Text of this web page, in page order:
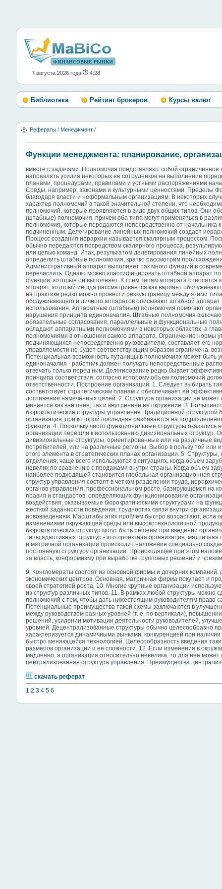
ФИНАНСОВЫЕ РЫНКИ
7 августа 2026 года 4:28
Библиотека Рейтинг брокеров Курсы валют
Рефераты / Менеджмент /
Функции менеджмента: планирование,
вместе с задачами. Полномочия представляют собой ограниченное
направлять усилия некоторых ее сотрудников на выполнение
планами, процедурами, правилами и устными распоряжениями
Среды, например, законами и культурными ценностями. Пределы
благодаря власти и неформальным организациям. В некоторых
характер полномочий в такой значительной степени, что
полномочий, которые проявляются в виде двух общих типов. Они
(штабные) полномочия, причем оба типа могут применяться в
полномочия, которые передаются непосредственно от начальника
подчиненным. Делегирование линейных полномочий создает
Процесс создания иерархии называется скалярным процессом.
обычно передаются посредством скалярного процесса,
или цепью команд. Итак, результатом делегирования линейных
определить штабные полномочия, кратко рассмотрим
Административный аппарат выполняет так много функций в
перечислить. Однако можно классифицировать штабной аппарат
функции, которые он выполняет. К трем типам аппарата
аппарат, который иногда рассматривается как вариант
на практике редко можно провести резкую границу между этими
обслуживающего и личного аппаратов описывают штабной аппарат
использования. Аппаратные (штабные) полномочия помогают
нарушения принципа единоначалия. Штабные полномочия
обязательные согласования, параллельные и функциональные
обладают аппаратными полномочиями в некоторых областях, а
полномочиями в отношении самого аппарата. Ограничение нормы
подчиняющихся непосредственно руководителю, составляет его
управляемости не будет соответствующим образом ограничена,
Потенциальная возможность путаницы в полномочиях может
единоначалия - работник должен получать непосредственные
отвечать только перед ним. Делегирование редко бывает
принципа соответствия, согласно которому объем полномочий
ответственности. Построение организаций. 1. Следует выбирать
соответствует стратегическим планам и обеспечивает ей
достижение намеченных целей. 2. Структура организации не может
меняется как внешнее, так и внутреннее ее окружение. 3.
бюрократические структуры управления. Традиционной структурой
организация, при которой последняя разбивается на
функции. 4. Поскольку чисто функциональные структуры
организации перешли к использованию дивизиональных структур.
дивизиональные структуры, ориентированные или на различные
потребителей, или на различные регионы. Выбор в пользу той или
этого элемента в стратегических планах организации. 5.
отделения, чаще всего используются в ситуациях, когда объем
невелик по сравнению с продажами внутри страны. Когда объем
наиболее подходящей становится глобальная организационная
структур управления состоят в четком разделении труда,
органов управления, профессиональном росте, базирующемся на
правил и стандартов, определяющих функционирование
воздействия, оказываемые бюрократическими структурами на
жесткой заданности поведения, трудностях связи внутри
нововведениям. Масштабы этих проблем быстро возрастают, если
изменениями окружающей среды или высокотехнологичной
бюрократических структур могут быть решены при введении
типы адаптивных структур - это проектная организация,
и матричной организации происходит наложение специально
постоянную структуру организации. Происходящее при этом
за власть, конформизму при выработке групповых решений и
9. Конгломераты состоят из основной фирмы и дочерних компаний,
экономических центров. Основная, матричная фирма покупает и
своей стратегией роста. 10. Многие крупные организации
из структур различных типов. 11. В рамках любой структуры можно
полномочий с тем, чтобы дать нижестоящим руководителям право
Потенциальные преимущества такой схемы заключаются в
между руководством разных уровней (т. е. по вертикали),
решений, усилении мотивации деятельности руководителей,
уровней. Децентрализованные структуры обычно целесообразно
характеризуется динамичными рынками, конкуренцией при
быстро меняющейся технологией. Целесообразность введения
размеров организации и ее сложности. 12. Если изменения в
медленно, а организация относительно невелика, то для нее может
централизованная структура управления. Преимущества
скачать реферат
1 2 3 4 5 6